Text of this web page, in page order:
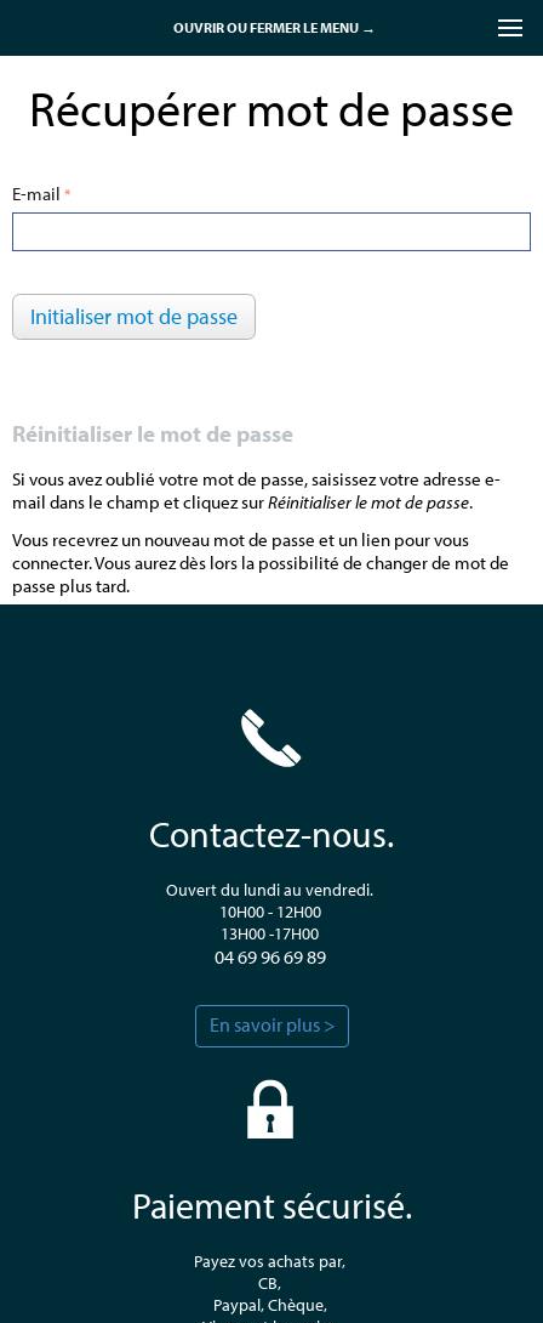
OUVRIR OU FERMER LE MENU →
Récupérer mot de passe
Récupérer mot de passe
E-mail
Initialiser mot de passe
Réinitialiser le mot de passe
Si vous avez oublié votre mot de passe, saisissez votre adresse e-
mail dans le champ et cliquez surRéinitialiser le mot de passe.
Vous recevrez un nouveau mot de passe et un lien pour vous
connecter. Vous aurez dès lors la possibilité de changer de mot de
passe plus tard.
Contactez-nous.
Ouvert du lundi au vendredi.
10H00 - 12H00
13H00 -17H00
04 69 96 69 89
En savoir plus >
Paiement sécurisé.
Payez vos achats par,
CB,
Paypal, Chèque,